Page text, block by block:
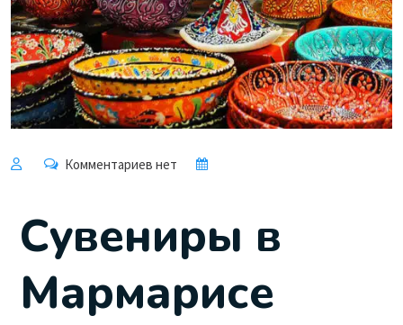
Комментариев нет
Сувениры в
Мармарисе